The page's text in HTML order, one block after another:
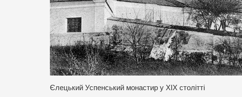
Єлецький Успенський монастир у ХІХ столітті